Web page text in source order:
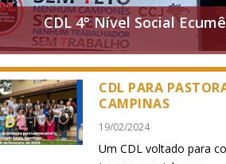
CDL 4° Nível Social
CDL PARA
CAMPINAS
19/02/2024
Um CDL voltado para